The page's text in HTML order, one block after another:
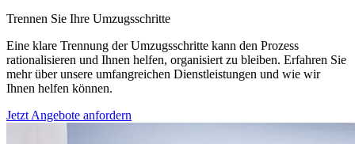
Trennen Sie Ihre Umzugsschritte
Eine klare Trennung der Umzugsschritte kann den Prozess
rationalisieren und Ihnen helfen, organisiert zu bleiben. Erfahren Sie
mehr über unsere umfangreichen Dienstleistungen und wie wir
Ihnen helfen können.
Jetzt Angebote anfordern